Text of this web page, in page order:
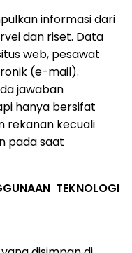
informasi dari
dan riset. Data
web, pesawat
(e-mail).
jawaban
hanya bersifat
rekanan kecuali
pada saat
TEKNOLOGI